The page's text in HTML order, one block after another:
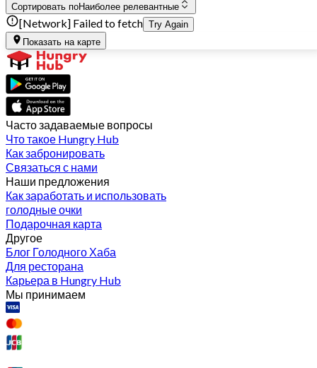
Сортировать поНаиболее релевантные
[Network] Failed to fetch Try Again
Показать на карте
Часто задаваемые вопросы
Что такое Hungry Hub
Как забронировать
Связаться с нами
Наши предложения
Как заработать и использовать
голодные очки
Подарочная карта
Другое
Блог Голодного Хаба
Для ресторана
Карьера в Hungry Hub
Мы принимаем